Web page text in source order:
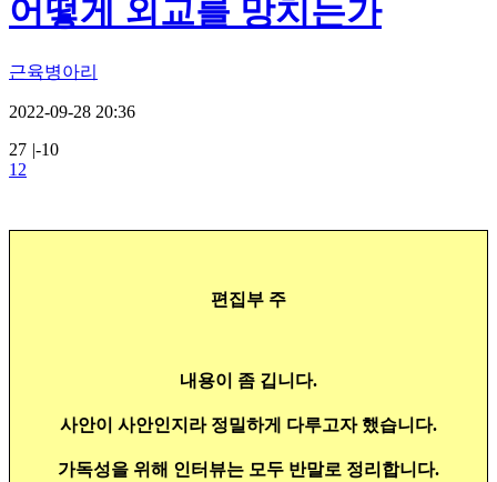
어떻게 외교를 망치는가
근육병아리
2022-09-28 20:36
27 |-10
12
편집부 주
내용이 좀 깁니다.
사안이 사안인지라 정밀하게 다루고자 했습니다.
가독성을 위해 인터뷰는 모두 반말로 정리합니다.